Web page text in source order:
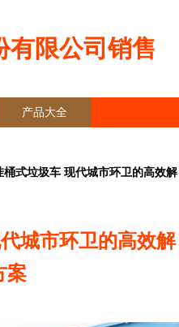
有限公司销售
产品大全
桶式垃圾车 现代城市环卫的高效解
城市环卫的高效解
案